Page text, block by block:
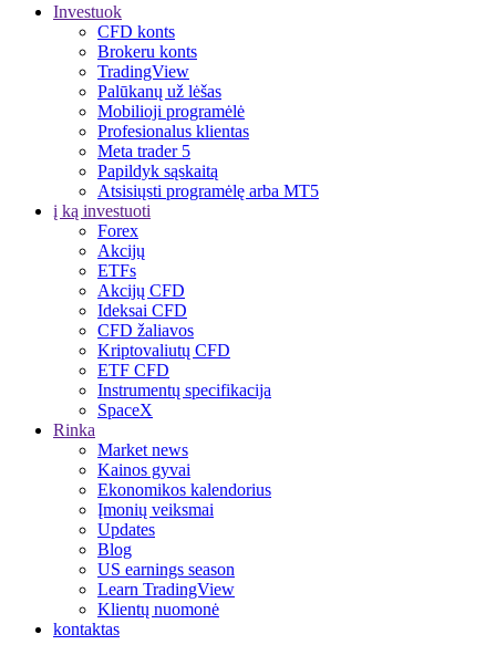
Investuok
CFD konts
Brokeru konts
TradingView
Palūkanų už lėšas
Mobilioji programėlė
Profesionalus klientas
Meta trader 5
Papildyk sąskaitą
Atsisiųsti programėlę arba MT5
į ką investuoti
Forex
Akcijų
ETFs
Akcijų CFD
Ideksai CFD
CFD žaliavos
Kriptovaliutų CFD
ETF CFD
Instrumentų specifikacija
SpaceX
Rinka
Market news
Kainos gyvai
Ekonomikos kalendorius
Įmonių veiksmai
Updates
Blog
US earnings season
Learn TradingView
Klientų nuomonė
kontaktas